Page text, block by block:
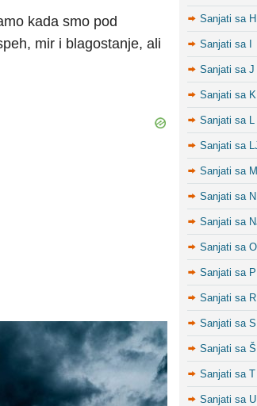
kada smo pod
mir i blagostanje, ali
Sanjati sa H
Sanjati sa I
Sanjati sa J
Sanjati sa K
Sanjati sa L
Sanjati sa
Sanjati sa M
Sanjati sa N
Sanjati sa
Sanjati sa O
Sanjati sa P
Sanjati sa R
Sanjati sa S
Sanjati sa Š
Sanjati sa T
Sanjati sa U